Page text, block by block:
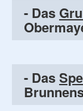
- Das
- Das